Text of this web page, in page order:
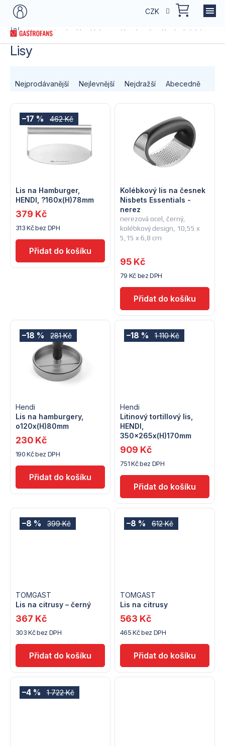
Přejít
CZK
Domů
Kategorie zboží Vybavení kuchyně Kuchyňský
Lisy
p
o
d
t
Nejprodávanější Nejlevnější Nejdražší Abecedně
V
s
p
k
462 Kč
–17 %
Lis na Hamburger,
HENDI, ?160x(H)78mm
313 Kč bez DPH
379 Kč
nerezová ocel, černý,
kolébkový design, 10,55 x
5,15 x 6,8 cm
Kolébkový lis na česnek
Nisbets Essentials -
nerez
79 Kč bez DPH
95 Kč
281 Kč
–18 %
Lis na hamburgery,
o120x(H)80mm
Hendi
190 Kč bez DPH
230 Kč
1 110 Kč
–18 %
Litinový tortillový lis,
HENDI,
350x265x(H)170mm
Hendi
751 Kč bez DPH
909 Kč
399 Kč
–8 %
Lis na citrusy – černý
TOMGAST
303 Kč bez DPH
367 Kč
612 Kč
–8 %
Lis na citrusy
TOMGAST
465 Kč bez DPH
563 Kč
1 722 Kč
–4 %